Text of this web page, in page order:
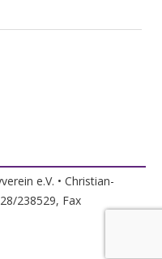
e.V. • Christian-
238529, Fax